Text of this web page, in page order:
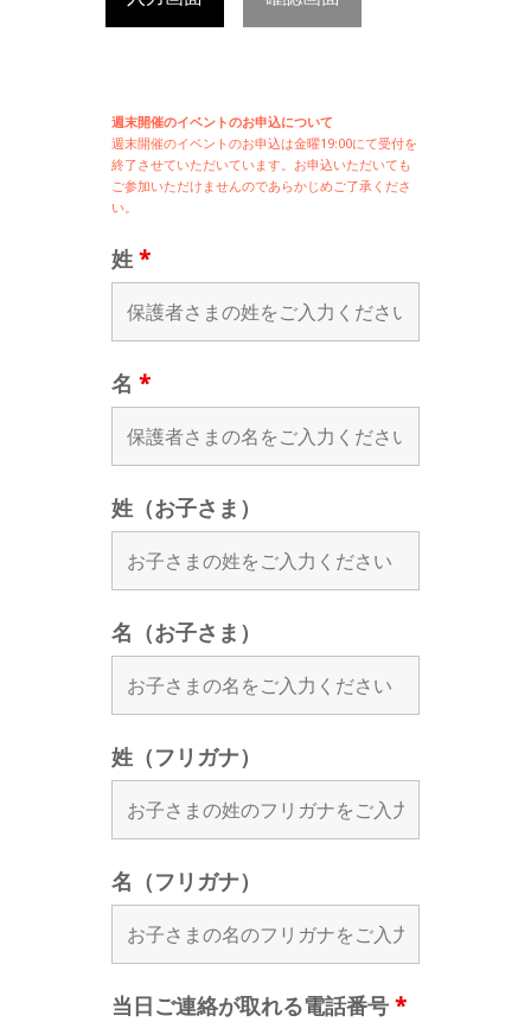
週末開催のイベントのお申込について
週末開催のイベントのお申込は金曜19:00にて受付を
終了させていただいています。お申込いただいても
ご参加いただけませんのであらかじめご了承くださ
い。
姓 *
名 *
姓（お子さま）
名（お子さま）
姓（フリガナ）
名（フリガナ）
当日ご連絡が取れる電話番号 *